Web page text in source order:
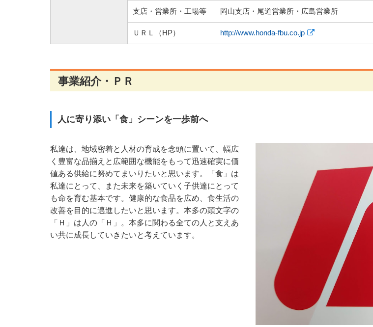
支店・営業所・工場等 岡山支店・尾道営業所・広島営業所
ＵＲＬ（HP） http://www.honda-fbu.co.jp
事業紹介・ＰＲ
人に寄り添い「食」シーンを一歩前へ
私達は、地域密着と人材の育成を念頭に置いて、幅広
く豊富な品揃えと広範囲な機能をもって迅速確実に価
値ある供給に努めてまいりたいと思います。「食」は
私達にとって、また未来を築いていく子供達にとって
も命を育む基本です。健康的な食品を広め、食生活の
改善を目的に邁進したいと思います。本多の頭文字の
「Ｈ」は人の「Ｈ」。本多に関わる全ての人と支えあ
い共に成長していきたいと考えています。